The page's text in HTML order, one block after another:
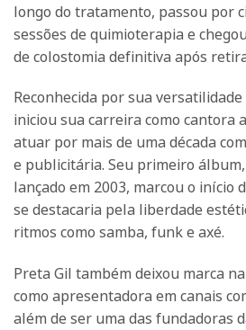
longo do tratamento, passou por
sessões de quimioterapia e
de colostomia definitiva após
Reconhecida por sua
iniciou sua carreira como cantora
atuar por mais de uma década
e publicitária. Seu primeiro álbum,
lançado em 2003, marcou o início
se destacaria pela liberdade
ritmos como samba, funk e axé.
Preta Gil também deixou marca
como apresentadora em canais
além de ser uma das fundadoras